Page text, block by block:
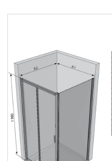
Душевые двери
Поддоны для душа
Сиденья OVO для
Полотенцесушители
Гидромассаж для